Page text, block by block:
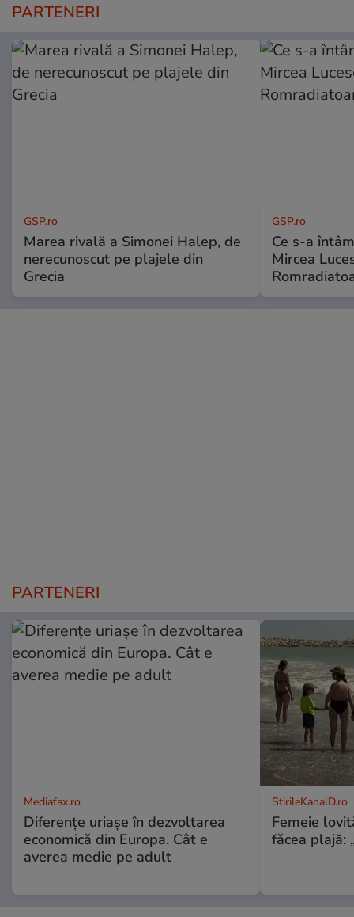
PARTENERI
GSP.ro
Marea rivală a Simonei Halep, de
nerecunoscut pe plajele din
Grecia
GSP.ro
Ce s-a
Mircea
PARTENERI
Mediafax.ro
Diferențe uriașe în dezvoltarea
economică din Europa. Cât e
averea medie pe adult
StirileKanalD.ro
Femeie
făcea plajă: